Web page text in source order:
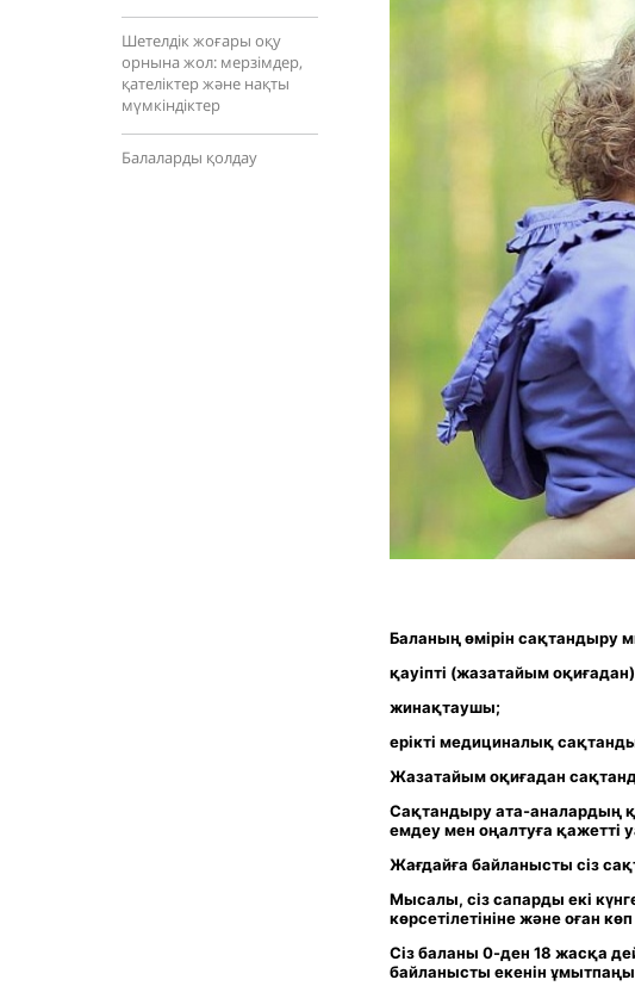
Шетелдік жоғары оқу
орнына жол: мерзімдер,
қателіктер және нақты
мүмкіндіктер
Балаларды қолдау
Баланың өмірін сақтандыру
қауіпті (жазатайым
жинақтаушы;
ерікті медициналық
Жазатайым оқиғадан
Сақтандыру ата-аналардың
емдеу мен оңалтуға қажетті
Жағдайға байланысты сіз
Мысалы, сіз сапарды екі
көрсетілетініне және оған
Сіз баланы 0-ден 18 жасқа
байланысты екенін